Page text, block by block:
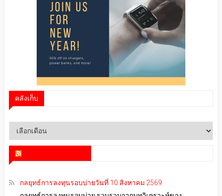
คลังเก็บ
คลัง
กลยุทธ์การลงทุนรอบบ่ายวันที่ 10 สิงหาคม 2569